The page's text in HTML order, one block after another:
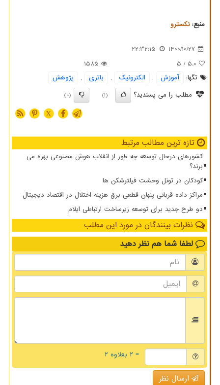
منبع:نكسترو
1400/10/27
22:32:15
5.0
/ 5
1585
تگها:
آموزش , الكترونیك , باتری ,
پژوهش
مطلب را می پسندید؟
(1)
(0)
X
تازه ترین مطالب مرتبط
کشورهای درحال توسعه چه طور از انقلاب هوش مصنوعی بهره می
برند؟
کودکان در تونل وحشت فیلترشکن ها
مراکز داده قربانی پنهان قطعی برق هزینه اختلال در اقتصاد دیجیتال
دو طرح جدید برای توسعه زیرساخت ارتباطی ایلام
نظرات بینندگان در مورد این مطلب
لطفا شما هم نظر دهید
= ۲ بعلاوه ۲
ارسال نظر